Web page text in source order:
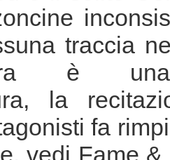
traccia
è
la
fa
vedi Fame